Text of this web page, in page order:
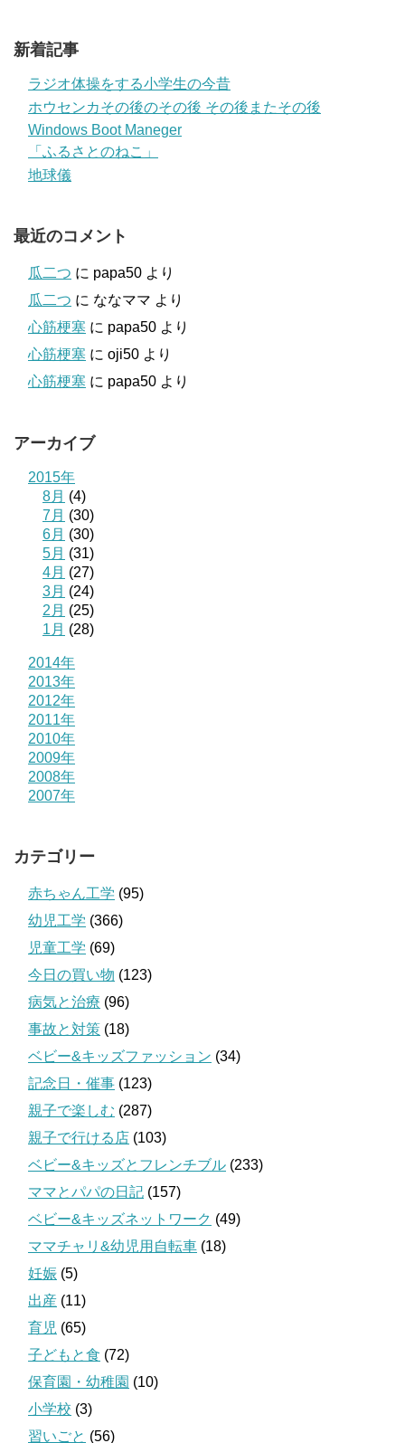
新着記事
ラジオ体操をする小学生の今昔
ホウセンカその後のその後 その後またその後
Windows Boot Maneger
「ふるさとのねこ」
地球儀
最近のコメント
瓜二つ に papa50 より
瓜二つ に ななママ より
心筋梗塞 に papa50 より
心筋梗塞 に oji50 より
心筋梗塞 に papa50 より
アーカイブ
2015年
8月 (4)
7月 (30)
6月 (30)
5月 (31)
4月 (27)
3月 (24)
2月 (25)
1月 (28)
2014年
2013年
2012年
2011年
2010年
2009年
2008年
2007年
カテゴリー
赤ちゃん工学 (95)
幼児工学 (366)
児童工学 (69)
今日の買い物 (123)
病気と治療 (96)
事故と対策 (18)
ベビー&キッズファッション (34)
記念日・催事 (123)
親子で楽しむ (287)
親子で行ける店 (103)
ベビー&キッズとフレンチブル (233)
ママとパパの日記 (157)
ベビー&キッズネットワーク (49)
ママチャリ&幼児用自転車 (18)
妊娠 (5)
出産 (11)
育児 (65)
子どもと食 (72)
保育園・幼稚園 (10)
小学校 (3)
習いごと (56)